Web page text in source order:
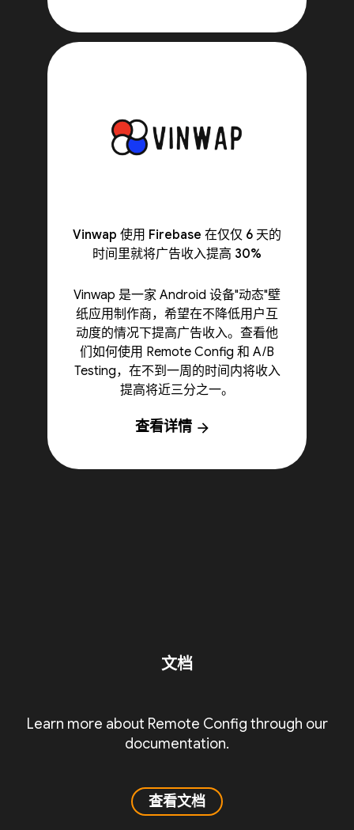
Vinwap 使用 Firebase 在仅仅 6 天的
时间里就将广告收入提高 30%
Vinwap 是一家 Android 设备"动态"壁
纸应用制作商，希望在不降低用户互
动度的情况下提高广告收入。查看他
们如何使用 Remote Config 和 A/B
Testing，在不到一周的时间内将收入
提高将近三分之一。
查看详情 arrow_forward
文档
Learn more about Remote Config through our
documentation.
查看文档